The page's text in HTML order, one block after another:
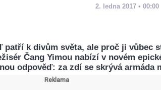
2. ledna 2017 • 00:00
patří k divům světa, ale proč ji vůbec
Čang Yimou nabízí v novém
odpověď: za zdí se skrývá armáda